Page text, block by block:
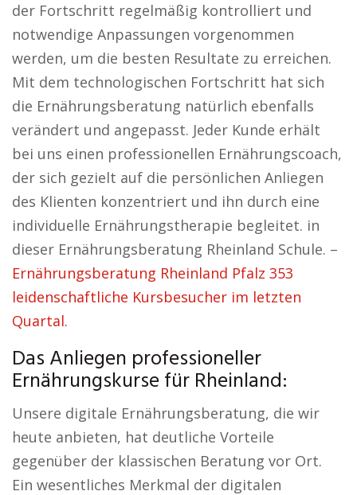
der Fortschritt regelmäßig kontrolliert und
notwendige Anpassungen vorgenommen
werden, um die besten Resultate zu erreichen.
Mit dem technologischen Fortschritt hat sich
die Ernährungsberatung natürlich ebenfalls
verändert und angepasst. Jeder Kunde erhält
bei uns einen professionellen Ernährungscoach,
der sich gezielt auf die persönlichen Anliegen
des Klienten konzentriert und ihn durch eine
individuelle Ernährungstherapie begleitet. in
dieser Ernährungsberatung Rheinland Schule. –
Ernährungsberatung Rheinland Pfalz 353
leidenschaftliche Kursbesucher im letzten
Quartal.
Das Anliegen professioneller
Ernährungskurse für Rheinland:
Unsere digitale Ernährungsberatung, die wir
heute anbieten, hat deutliche Vorteile
gegenüber der klassischen Beratung vor Ort.
Ein wesentliches Merkmal der digitalen